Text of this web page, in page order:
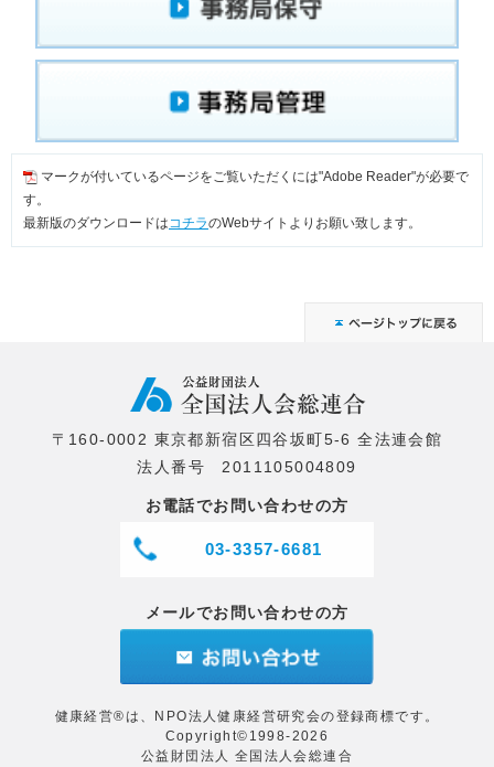
マークが付いているページをご覧いただくには"Adobe Reader"が必要で
す。
最新版のダウンロードはコチラのWebサイトよりお願い致します。
〒160-0002 東京都新宿区四谷坂町5-6 全法連会館
法人番号 2011105004809
お電話でお問い合わせの方
03-3357-6681
メールでお問い合わせの方
健康経営®は、NPO法人健康経営研究会の登録商標です。
Copyright©1998-2026
公益財団法人 全国法人会総連合